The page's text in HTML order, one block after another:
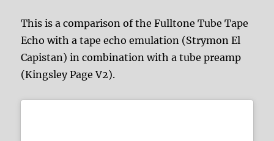
This is a comparison of the Fulltone Tube Tape
Echo with a tape echo emulation (Strymon El
Capistan) in combination with a tube preamp
(Kingsley Page V2).